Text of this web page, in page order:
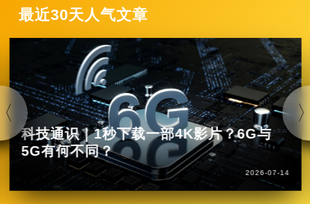
最近30天人气文章
科技通识｜1秒下载一部4K影片？6G与
5G有何不同？
2026-07-14